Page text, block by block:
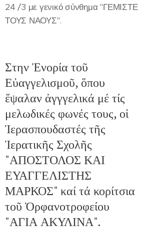
24 /3 με γενικό σύνθημα "ΓΕΜΙΣΤΕ
ΤΟΥΣ ΝΑΟΥΣ".
Στην Ἐνορία τοῦ
Εὐαγγελισμοῦ, ὅπου
ἔψαλαν ἀγγγελικά μέ τίς
μελωδικές φωνές τους, οἱ
Ἱερασπουδαστές τῆς
Ἱερατικῆς Σχολῆς
"ΑΠΟΣΤΟΛΟΣ ΚΑΙ
ΕΥΑΓΓΕΛΙΣΤΗΣ
ΜΑΡΚΟΣ" καί τά κορίτσια
τοῦ Ὀρφανοτροφείου
"ΑΓΙΑ ΑΚΥΛΙΝΑ".